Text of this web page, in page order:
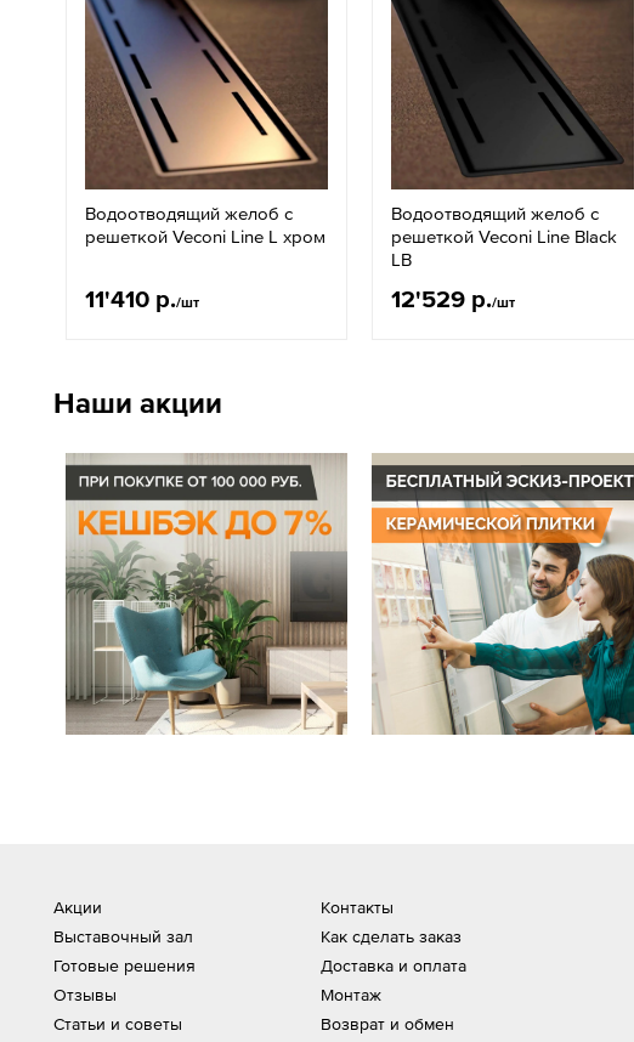
Водоотводящий желоб с
решеткой Veconi Line L хром
11'410 р./шт
Водоотводящий желоб с
решеткой Veconi Line Black
LB
12'529 р./шт
Наши акции
Акции
Выставочный зал
Готовые решения
Отзывы
Статьи и советы
Контакты
Как сделать заказ
Доставка и оплата
Монтаж
Возврат и обмен